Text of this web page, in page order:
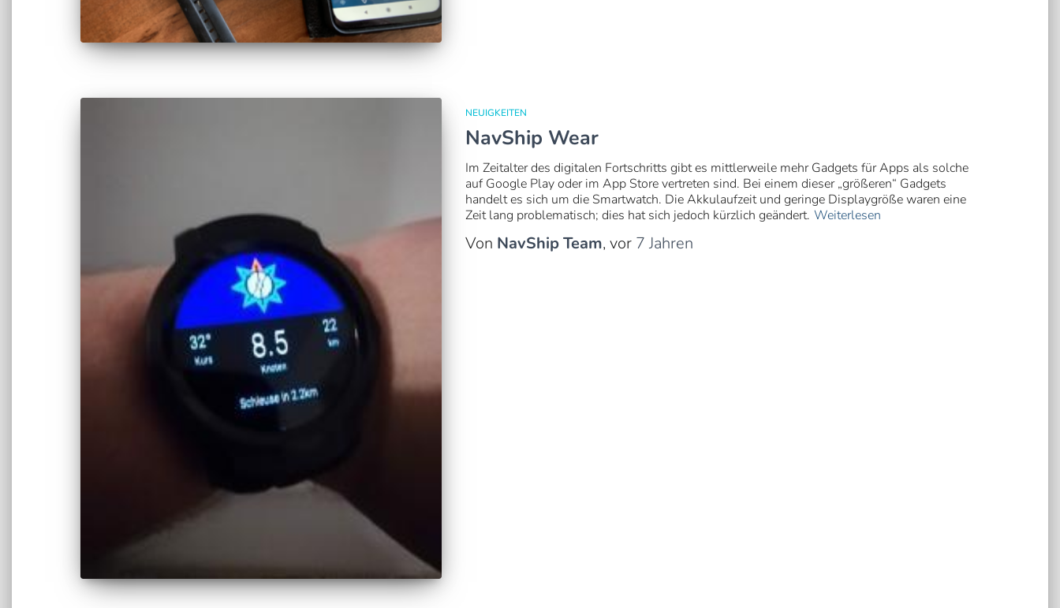
NEUIGKEITEN
NavShip Wear
Im Zeitalter des digitalen Fortschritts gibt es mittlerweile mehr Gadgets für Apps als solche
auf Google Play oder im App Store vertreten sind. Bei einem dieser „größeren“ Gadgets
handelt es sich um die Smartwatch. Die Akkulaufzeit und geringe Displaygröße waren eine
Zeit lang problematisch; dies hat sich jedoch kürzlich geändert. Weiterlesen
Von NavShip Team, vor 7 Jahren